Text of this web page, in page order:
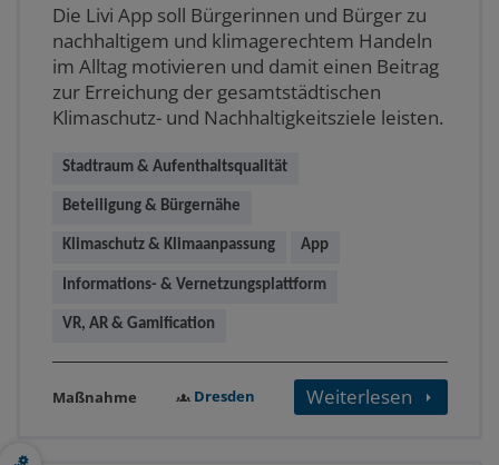
Die Livi App soll Bürgerinnen und Bürger zu
nachhaltigem und klimagerechtem Handeln
im Alltag motivieren und damit einen Beitrag
zur Erreichung der gesamtstädtischen
Klimaschutz- und Nachhaltigkeitsziele leisten.
Stadtraum & Aufenthaltsqualität
Beteiligung & Bürgernähe
Klimaschutz & Klimaanpassung App
Informations- & Vernetzungsplattform
VR, AR & Gamification
Maßnahme Dresden Weiterlesen